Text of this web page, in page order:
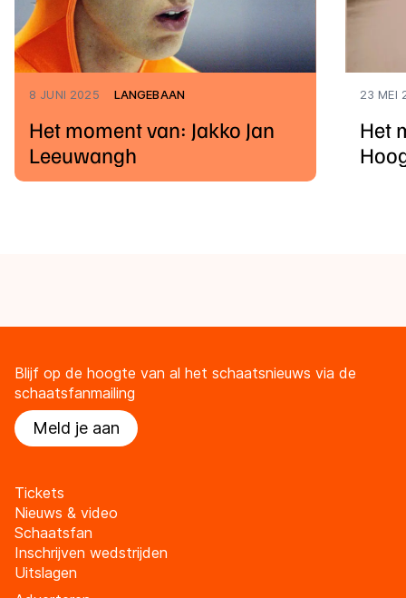
8 JUNI 2025 LANGEBAAN
Het moment van: Jakko Jan
Leeuwangh
23 MEI
Het
Blijf op de hoogte van al het schaatsnieuws via de
schaatsfanmailing
Meld je aan
Tickets
Nieuws & video
Schaatsfan
Inschrijven wedstrijden
Uitslagen